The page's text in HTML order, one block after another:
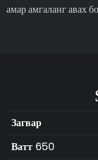
амар амгаланг авах
Загвар
Ватт 650